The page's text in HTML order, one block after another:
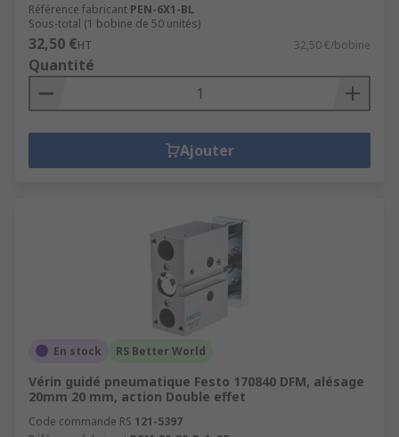
Référence fabricant PEN-6X1-BL
Sous-total (1 bobine de 50 unités)
32,50 €HT 32,50 €/bobine
Quantité
Ajouter
En stock RS Better World
Vérin guidé pneumatique Festo 170840 DFM, alésage
20mm 20 mm, action Double effet
Code commande RS 121-5397